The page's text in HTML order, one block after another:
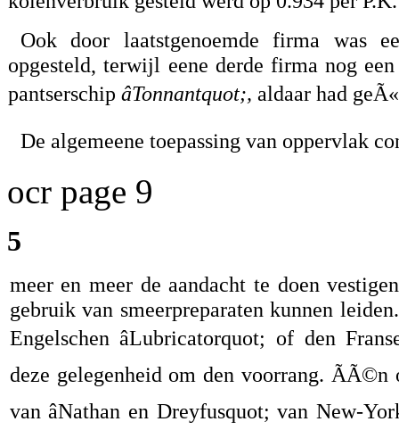
Ook door laatstgenoemde firma was
opgesteld, terwijl eene derde firma nog
pantserschip âTonnantquot;, aldaar had
De algemeene toepassing van oppervlak
ocr page 9
5
meer en meer de aandacht te doen
gebruik van smeerpreparaten kunnen
Engelschen âLubricatorquot; of den
deze gelegenheid om den voorrang. ÃÃ©n
van âNathan en Dreyfusquot; van New-